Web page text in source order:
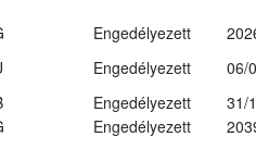
Engedélyezett
Engedélyezett
06/
Engedélyezett
31/
Engedélyezett